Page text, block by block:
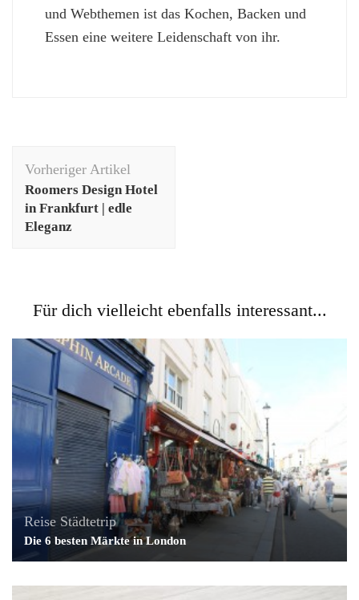
und Webthemen ist das Kochen, Backen und
Essen eine weitere Leidenschaft von ihr.
Vorheriger Artikel
Roomers Design Hotel
in Frankfurt | edle
Eleganz
Für dich vielleicht ebenfalls interessant...
Reise Städtetrip
Die 6 besten Märkte in London